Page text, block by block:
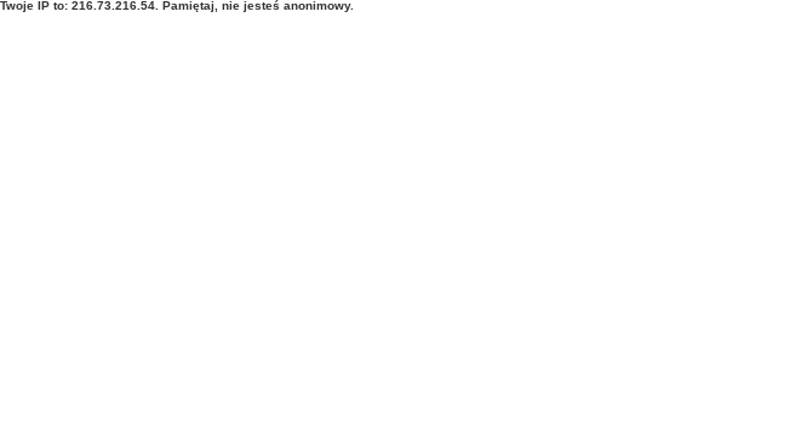
Twoje IP to: 216.73.216.54. Pamiętaj, nie jesteś anonimowy.